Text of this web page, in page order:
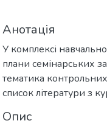
Анотація
У комплексі
плани семінарських
тематика
список літератури з
Опис